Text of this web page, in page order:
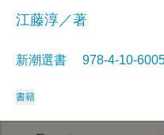
江藤淳／著
新潮選書 978-4-10-
書籍